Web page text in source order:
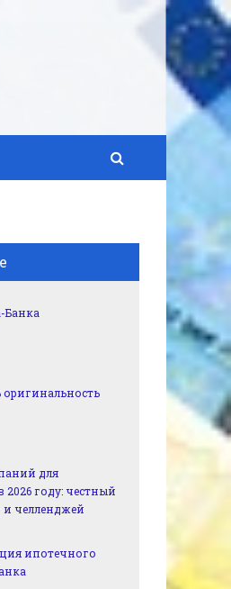
Банка
оригинальность
для
году: честный
и челленджей
ипотечного